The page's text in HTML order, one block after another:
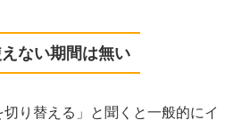
ない期間は無い
切り替える」と聞くと一般的にイ